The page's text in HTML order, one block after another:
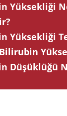
Yüksekliği
Yüksekliği
Düşüklüğü